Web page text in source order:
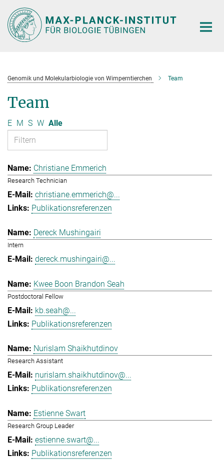
Hauptinhalt
Genomik und Molekularbiologie von Wimperntierchen Team
Team
E M S W Alle
Christiane Emmerich
Research Technician
christiane.emmerich@...
Publikationsreferenzen
Dereck Mushingairi
Intern
dereck.mushingairi@...
Kwee Boon Brandon Seah
Postdoctoral Fellow
kb.seah@...
Publikationsreferenzen
Nurislam Shaikhutdinov
Research Assistant
nurislam.shaikhutdinov@...
Publikationsreferenzen
Estienne Swart
Research Group Leader
estienne.swart@...
Publikationsreferenzen